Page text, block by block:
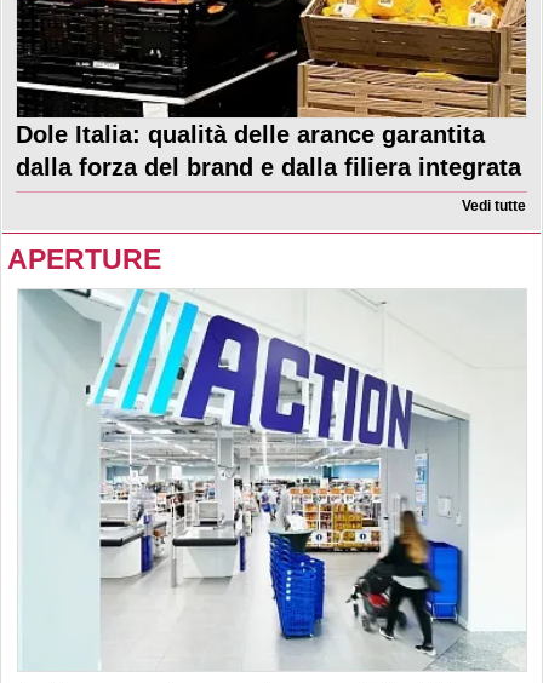
Dole Italia: qualità delle arance garantita
dalla forza del brand e dalla filiera integrata
Vedi tutte
APERTURE